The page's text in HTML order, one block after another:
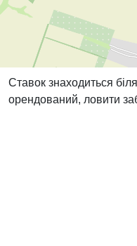
Ставок знаходиться
орендований, ловити